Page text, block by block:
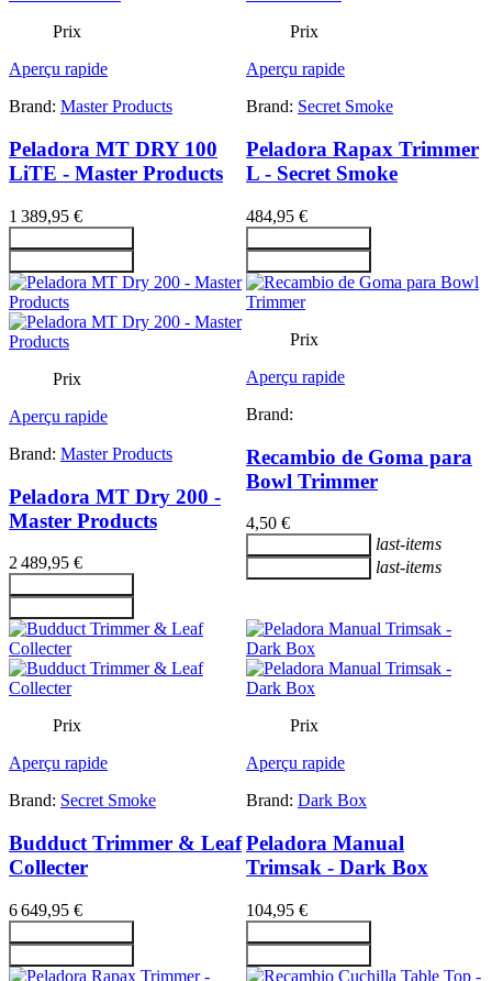
Prix
Aperçu rapide
Brand: Master Products
Peladora MT DRY 100
LiTE - Master Products
1 389,95 €
Prix
Aperçu rapide
Brand: Secret Smoke
Peladora Rapax Trimmer
L - Secret Smoke
484,95 €
Prix
Aperçu rapide
Brand: Master Products
Peladora MT Dry 200 -
Master Products
2 489,95 €
Prix
Aperçu rapide
Brand:
Recambio de Goma para
Bowl Trimmer
4,50 €
last-items
last-items
Prix
Aperçu rapide
Brand: Secret Smoke
Budduct Trimmer & Leaf
Collecter
6 649,95 €
Prix
Aperçu rapide
Brand: Dark Box
Peladora Manual
Trimsak - Dark Box
104,95 €